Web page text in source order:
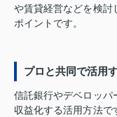
や賃貸経営などを検討
ポイントです。
プロと共同で活用
信託銀行やデベロッパ
収益化する活用方法で